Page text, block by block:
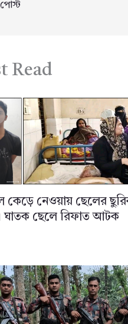
Read
কেড়ে নেওয়ায় ছেলের
ঘাতক ছেলে রিফাত আটক